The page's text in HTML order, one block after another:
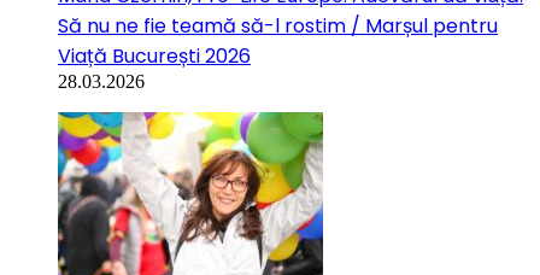
Să nu ne fie teamă să-l rostim / Marșul pentru
Viață București 2026
28.03.2026